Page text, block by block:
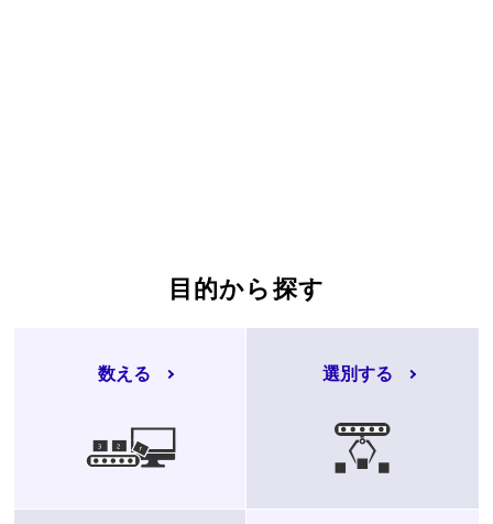
目的から探す
数える 選別する